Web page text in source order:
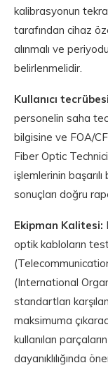
kalibrasyonun
tarafından cihaz
alınmalı ve
belirlenmelidir.
Kullanıcı
personelin saha
bilgisine ve FOA/
Fiber Optic
işlemlerinin
sonuçları doğru
Ekipman Kalitesi:
optik kabloların
(International
standartları
maksimuma
kullanılan
dayanıklılığında